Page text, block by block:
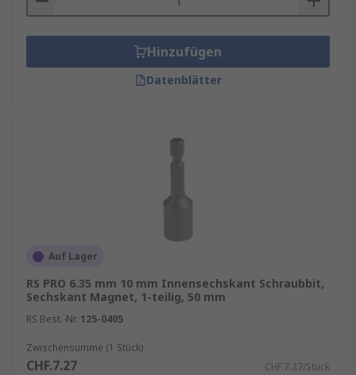
Hinzufügen
Datenblätter
Auf Lager
RS PRO 6.35 mm 10 mm Innensechskant Schraubbit,
Sechskant Magnet, 1-teilig, 50 mm
RS Best.-Nr. 125-0405
Zwischensumme (1 Stück)
CHF.7.27 CHF.7.27/Stück